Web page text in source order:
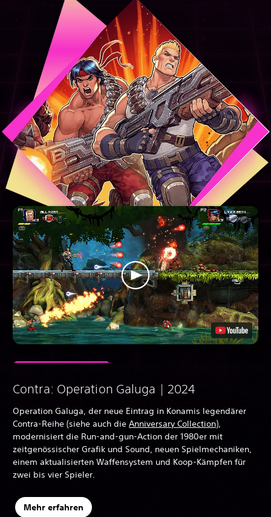
Contra: Operation Galuga | 2024
Operation Galuga, der neue Eintrag in Konamis legendärer
Contra-Reihe (siehe auch die Anniversary Collection),
modernisiert die Run-and-gun-Action der 1980er mit
zeitgenössischer Grafik und Sound, neuen Spielmechaniken,
einem aktualisierten Waffensystem und Koop-Kämpfen für
zwei bis vier Spieler.
Mehr erfahren